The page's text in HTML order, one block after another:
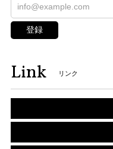
登録
Link リンク